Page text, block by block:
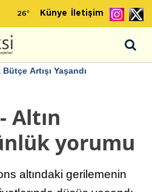
26° Künye İletişim
Artışı Yaşandı
Altın
yorumu
altındaki gerilemenin